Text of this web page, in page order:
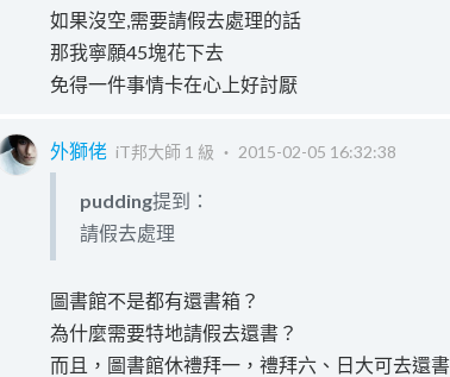
如果沒空,需要請假去處理的話
那我寧願45塊花下去
免得一件事情卡在心上好討厭
外獅佬 iT邦大師 1 級 ‧ 2015-02-05 16:32:38
pudding提到：
請假去處理
圖書館不是都有還書箱？
為什麼需要特地請假去還書？
而且，圖書館休禮拜一，禮拜六、日大可去還書